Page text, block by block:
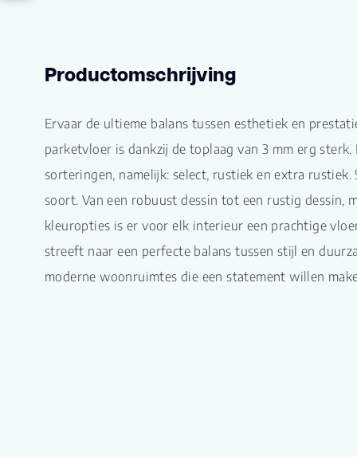
Productomschrijving
Ervaar de ultieme balans tussen esthetiek en
parketvloer is dankzij de toplaag van 3 mm erg
sorteringen, namelijk: select, rustiek en extra
soort. Van een robuust dessin tot een rustig dessin,
kleuropties is er voor elk interieur een prachtige
streeft naar een perfecte balans tussen stijl en
moderne woonruimtes die een statement willen